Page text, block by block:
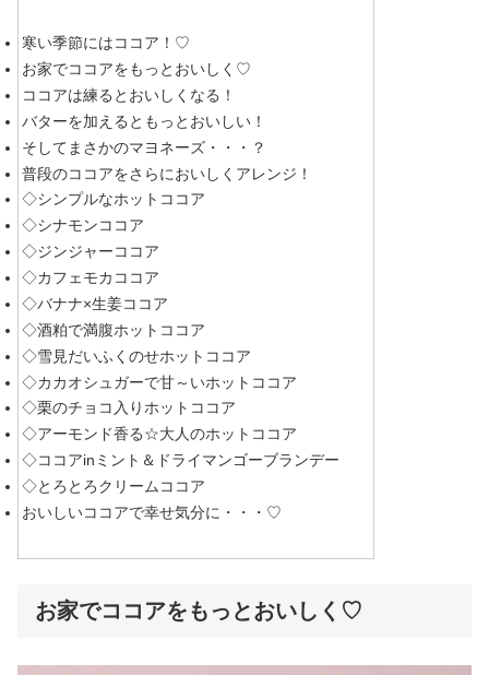
寒い季節にはココア！♡
お家でココアをもっとおいしく♡
ココアは練るとおいしくなる！
バターを加えるともっとおいしい！
そしてまさかのマヨネーズ・・・？
普段のココアをさらにおいしくアレンジ！
◇シンプルなホットココア
◇シナモンココア
◇ジンジャーココア
◇カフェモカココア
◇バナナ×生姜ココア
◇酒粕で満腹ホットココア
◇雪見だいふくのせホットココア
◇カカオシュガーで甘～いホットココア
◇栗のチョコ入りホットココア
◇アーモンド香る☆大人のホットココア
◇ココアinミント＆ドライマンゴーブランデー
◇とろとろクリームココア
おいしいココアで幸せ気分に・・・♡
お家でココアをもっとおいしく♡